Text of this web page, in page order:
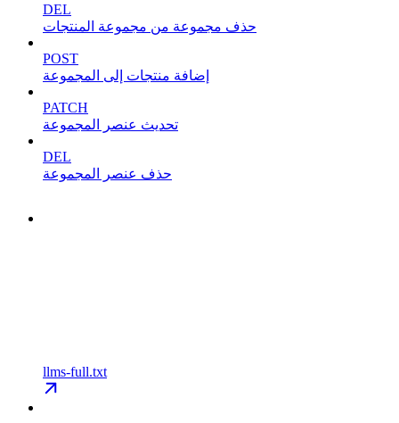
DEL
حذف مجموعة من مجموعة المنتجات
POST
إضافة منتجات إلى المجموعة
PATCH
تحديث عنصر المجموعة
DEL
حذف عنصر المجموعة
llms-full.txt